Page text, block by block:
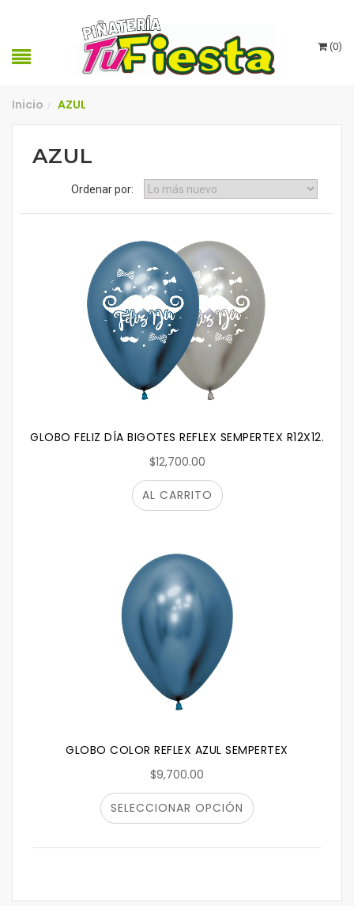
(0)
Inicio / AZUL
AZUL
Ordenar por:
GLOBO FELIZ DÍA BIGOTES REFLEX SEMPERTEX R12X12.
$12,700.00
AL CARRITO
GLOBO COLOR REFLEX AZUL SEMPERTEX
$9,700.00
SELECCIONAR OPCIÓN